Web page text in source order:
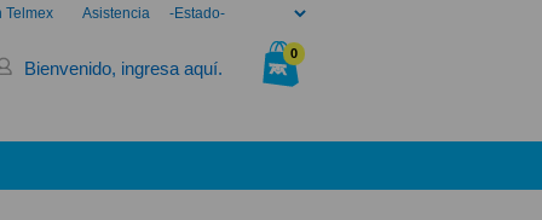
Asistencia
Telmex
0
Bienvenido, ingresa aquí.